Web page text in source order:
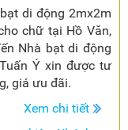
di động 2mx2m
chữ tại Hồ Văn,
Nhà bạt di động
Ý xin được tư
giá ưu đãi.
Xem chi tiết